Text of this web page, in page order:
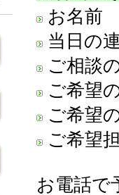
お名前
当日の
ご相談
ご希望
ご希望
ご希望
お電話で